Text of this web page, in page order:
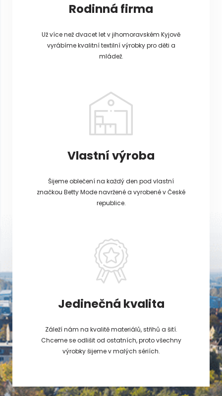
Rodinná firma
Už více než dvacet let v jihomoravském Kyjově
vyrábíme kvalitní textilní výrobky pro děti a
mládež.
Vlastní výroba
Šijeme oblečení na každý den pod vlastní
značkou Betty Mode navržené a vyrobené v České
republice.
Jedinečná kvalita
Záleží nám na kvalitě materiálů, střihů a šití.
Chceme se odlišit od ostatních, proto všechny
výrobky šijeme v malých sériích.